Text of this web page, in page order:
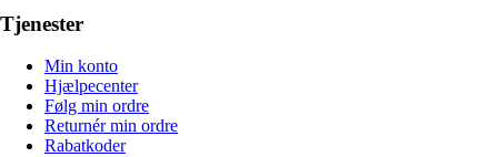
Tjenester
Min konto
Hjælpecenter
Følg min ordre
Returnér min ordre
Rabatkoder